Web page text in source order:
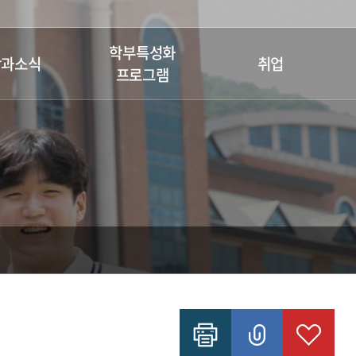
소식
학부특성화
프로그램
취업